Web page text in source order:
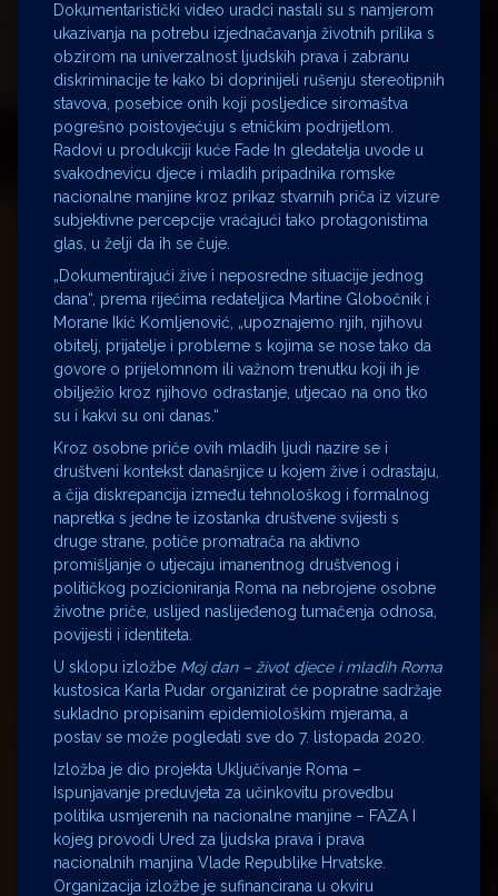
Dokumentaristički video uradci nastali su s namjerom
ukazivanja na potrebu izjednačavanja životnih prilika s
obzirom na univerzalnost ljudskih prava i zabranu
diskriminacije te kako bi doprinijeli rušenju stereotipnih
stavova, posebice onih koji posljedice siromaštva
pogrešno poistovjećuju s etničkim podrijetlom.
Radovi u produkciji kuće Fade In gledatelja uvode u
svakodnevicu djece i mladih pripadnika romske
nacionalne manjine kroz prikaz stvarnih priča iz vizure
subjektivne percepcije vraćajući tako protagonistima
glas, u želji da ih se čuje.
„Dokumentirajući žive i neposredne situacije jednog
dana“, prema riječima redateljica Martine Globočnik i
Morane Ikić Komljenović, „upoznajemo njih, njihovu
obitelj, prijatelje i probleme s kojima se nose tako da
govore o prijelomnom ili važnom trenutku koji ih je
obilježio kroz njihovo odrastanje, utjecao na ono tko
su i kakvi su oni danas.“
Kroz osobne priče ovih mladih ljudi nazire se i
društveni kontekst današnjice u kojem žive i odrastaju,
a čija diskrepancija između tehnološkog i formalnog
napretka s jedne te izostanka društvene svijesti s
druge strane, potiče promatrača na aktivno
promišljanje o utjecaju imanentnog društvenog i
političkog pozicioniranja Roma na nebrojene osobne
životne priče, uslijed naslijeđenog tumačenja odnosa,
povijesti i identiteta.
U sklopu izložbe Moj dan – život djece i mladih Roma
kustosica Karla Pudar organizirat će popratne sadržaje
sukladno propisanim epidemiološkim mjerama, a
postav se može pogledati sve do 7. listopada 2020.
Izložba je dio projekta Uključivanje Roma –
Ispunjavanje preduvjeta za učinkovitu provedbu
politika usmjerenih na nacionalne manjine – FAZA I
kojeg provodi Ured za ljudska prava i prava
nacionalnih manjina Vlade Republike Hrvatske.
Organizacija izložbe je sufinancirana u okviru